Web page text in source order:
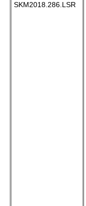
SKM2018.286.LSR